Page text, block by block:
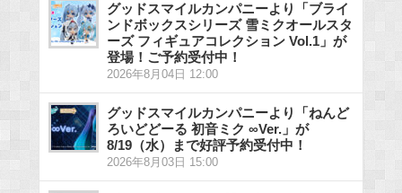
グッドスマイルカンパニーより「ブライ
ンドボックスシリーズ 雪ミクオールスタ
ーズ フィギュアコレクション Vol.1」が
登場！ご予約受付中！
2026年8月04日 12:00
グッドスマイルカンパニーより「ねんど
ろいどどーる 初音ミク ∞Ver.」が
8/19（水）まで好評予約受付中！
2026年8月03日 15:00